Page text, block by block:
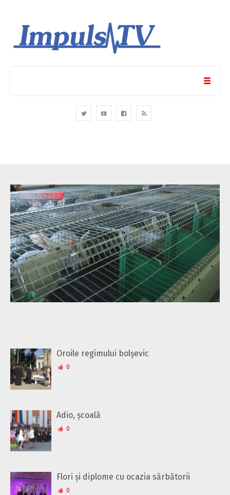
Oroile regimului bolșevic
0
Adio, școală
0
Flori și diplome cu ocazia sărbătorii
0